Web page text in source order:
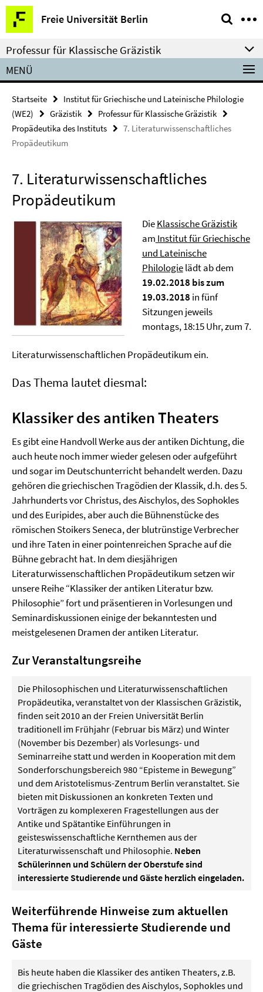
Springe
direkt
zu
Inhalt
Freie Universität Berlin
Service-
Navigation
Professur für Klassische Gräzistik
MENÜ
Startseite
Institut für Griechische und Lateinische Philologie
(WE2)
Gräzistik
Professur für Klassische Gräzistik
Propädeutika des Instituts
7. Literaturwissenschaftliches
Propädeutikum
7. Literaturwissenschaftliches
Propädeutikum
DieKlassische Gräzistik
am Institut für Griechische
und Lateinische
Philologielädt ab dem
19.02.2018 bis zum
19.03.2018 in fünf
Sitzungen jeweils
montags, 18:15 Uhr, zum 7.
Literaturwissenschaftlichen Propädeutikum ein.
Das Thema lautet diesmal:
Klassiker des antiken Theaters
Es gibt eine Handvoll Werke aus der antiken Dichtung, die
auch heute noch immer wieder gelesen oder aufgeführt
und sogar im Deutschunterricht behandelt werden. Dazu
gehören die griechischen Tragödien der Klassik, d.h. des 5.
Jahrhunderts vor Christus, des Aischylos, des Sophokles
und des Euripides, aber auch die Bühnenstücke des
römischen Stoikers Seneca, der blutrünstige Verbrecher
und ihre Taten in einer pointenreichen Sprache auf die
Bühne gebracht hat. In dem diesjährigen
Literaturwissenschaftlichen Propädeutikum setzen wir
unsere Reihe “Klassiker der antiken Literatur bzw.
Philosophie” fort und präsentieren in Vorlesungen und
Seminardiskussionen einige der bekanntesten und
meistgelesenen Dramen der antiken Literatur.
Zur Veranstaltungsreihe
Die Philosophischen und Literaturwissenschaftlichen
Propädeutika, veranstaltet von der Klassischen Gräzistik,
finden seit 2010 an der Freien Universität Berlin
traditionell im Frühjahr (Februar bis März) und Winter
(November bis Dezember) als Vorlesungs- und
Seminarreihe statt und werden in Kooperation mit dem
Sonderforschungsbereich 980 “Episteme in Bewegung”
und dem Aristotelismus-Zentrum Berlin veranstaltet. Sie
bieten mit Diskussionen an konkreten Texten und
Vorträgen zu komplexeren Fragestellungen aus der
Antike und Spätantike Einführungen in
geisteswissenschaftliche Kernthemen aus der
Literaturwissenschaft und Philosophie. Neben
Schülerinnen und Schülern der Oberstufe sind
interessierte Studierende und Gäste herzlich eingeladen.
Weiterführende Hinweise zum aktuellen
Thema für interessierte Studierende und
Gäste
Bis heute haben die Klassiker des antiken Theaters, z.B.
die griechischen Tragödien des Aischylos, Sophokles und